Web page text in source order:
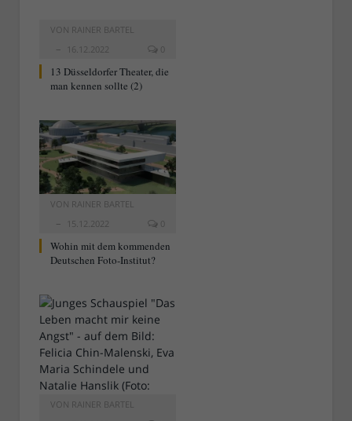
VON RAINER BARTEL
16.12.2022
0
13 Düsseldorfer Theater, die
man kennen sollte (2)
VON RAINER BARTEL
15.12.2022
0
Wohin mit dem kommenden
Deutschen Foto-Institut?
VON RAINER BARTEL